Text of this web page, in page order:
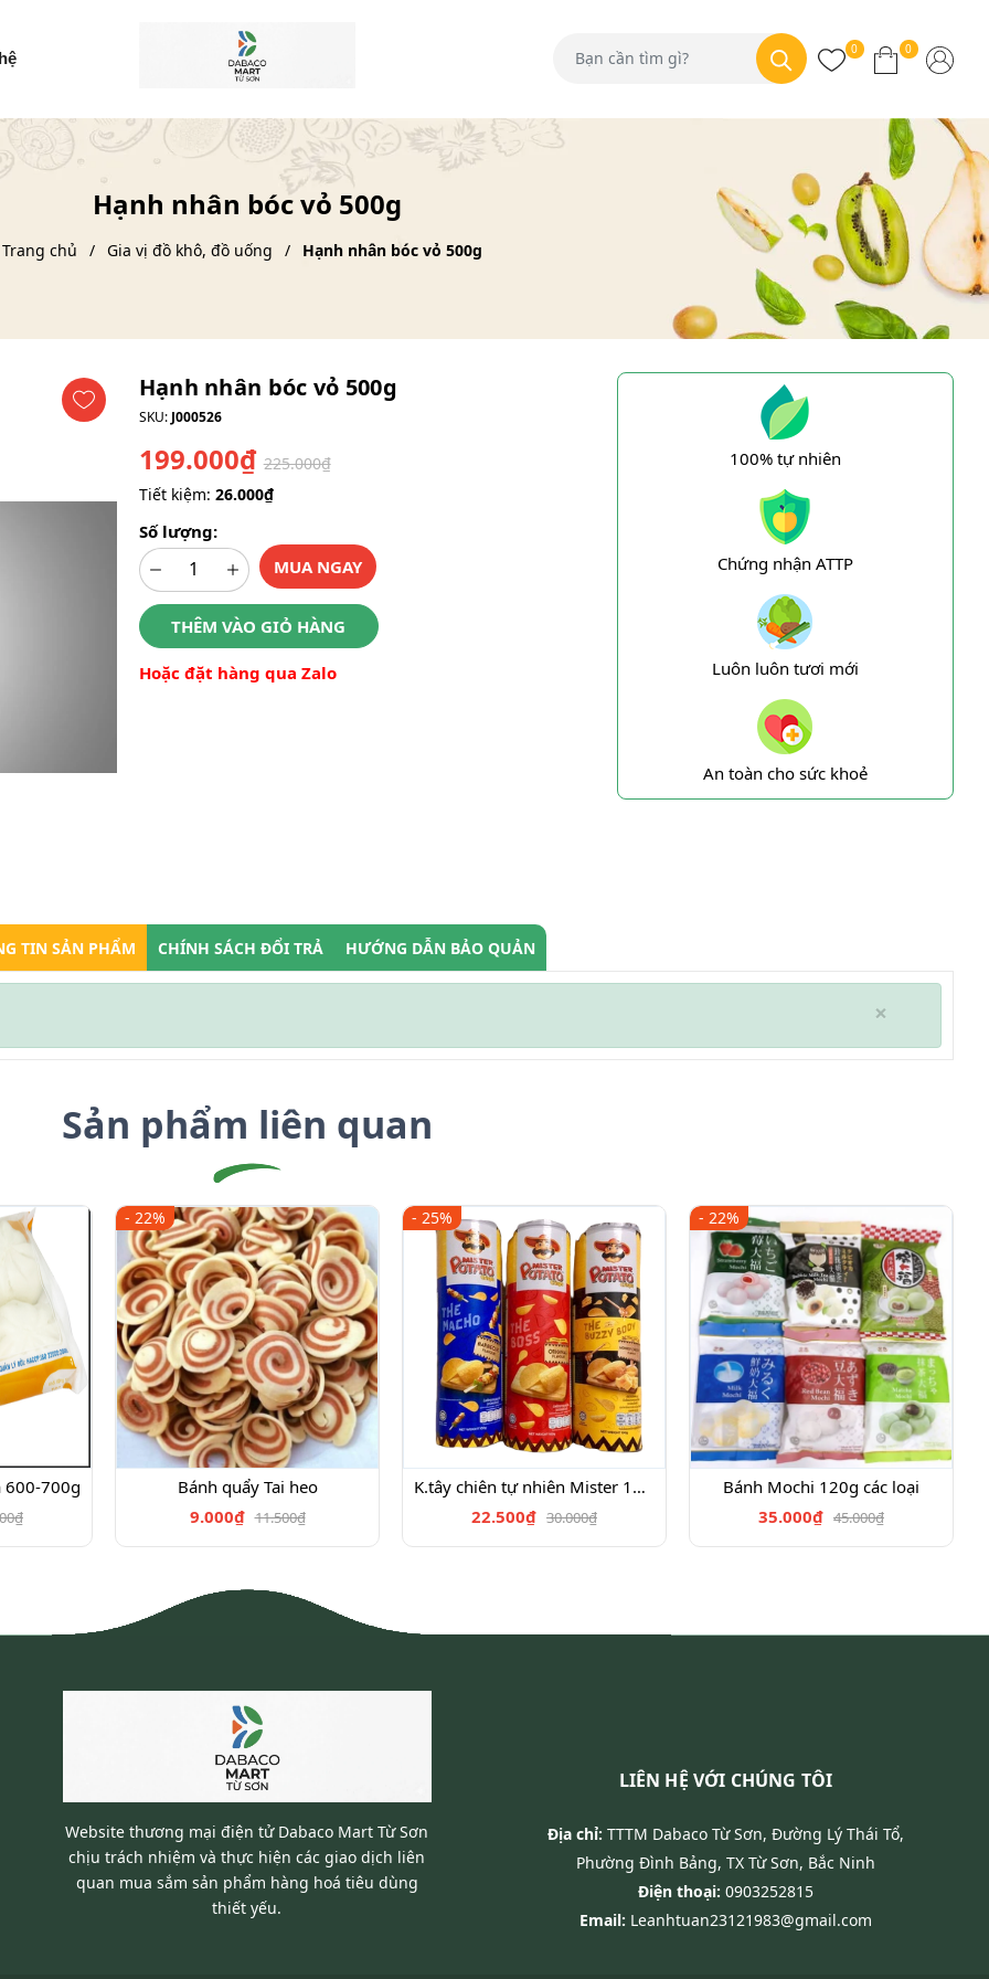
0 0
Hạnh nhân bóc vỏ 500g
Trang chủ Gia vị đồ khô, đồ uống Hạnh nhân bóc vỏ 500g
Hạnh nhân bóc vỏ 500g
SKU: J000526
199.000₫ 225.000₫
Tiết kiệm: 26.000₫
Số lượng:
MUA NGAY
THÊM VÀO GIỎ HÀNG
Hoặc đặt hàng qua Zalo
100% tự nhiên
Chứng nhận ATTP
Luôn luôn tươi mới
An toàn cho sức khoẻ
TIN SẢN PHẨM CHÍNH SÁCH ĐỔI TRẢ HƯỚNG DẪN BẢO QUẢN
×
Sản phẩm liên quan
600-700g
- 22%
Bánh quẩy Tai heo
9.000₫ 11.500₫
- 25%
K.tây chiên tự nhiên Mister 100g
22.500₫ 30.000₫
- 22%
Bánh Mochi 120g các loại
35.000₫ 45.000₫
Website thương mại điện tử Dabaco Mart Từ Sơn
chịu trách nhiệm và thực hiện các giao dịch liên
quan mua sắm sản phẩm hàng hoá tiêu dùng
thiết yếu.
LIÊN HỆ VỚI CHÚNG TÔI
Địa chỉ: TTTM Dabaco Từ Sơn, Đường Lý Thái Tổ,
Phường Đình Bảng, TX Từ Sơn, Bắc Ninh
Điện thoại: 0903252815
Email: Leanhtuan23121983@gmail.com